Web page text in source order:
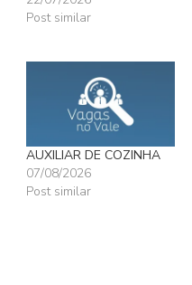
Post similar
AUXILIAR DE COZINHA
07/08/2026
Post similar